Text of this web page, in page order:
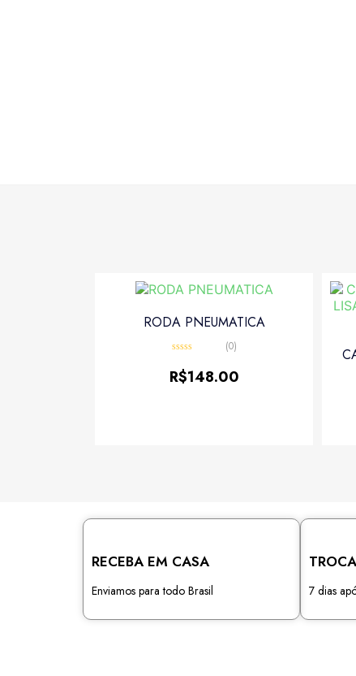
RODA PNEUMATICA
0
de
(0)
R$148.00
RECEBA EM CASA
Enviamos para todo Brasil 7 dias